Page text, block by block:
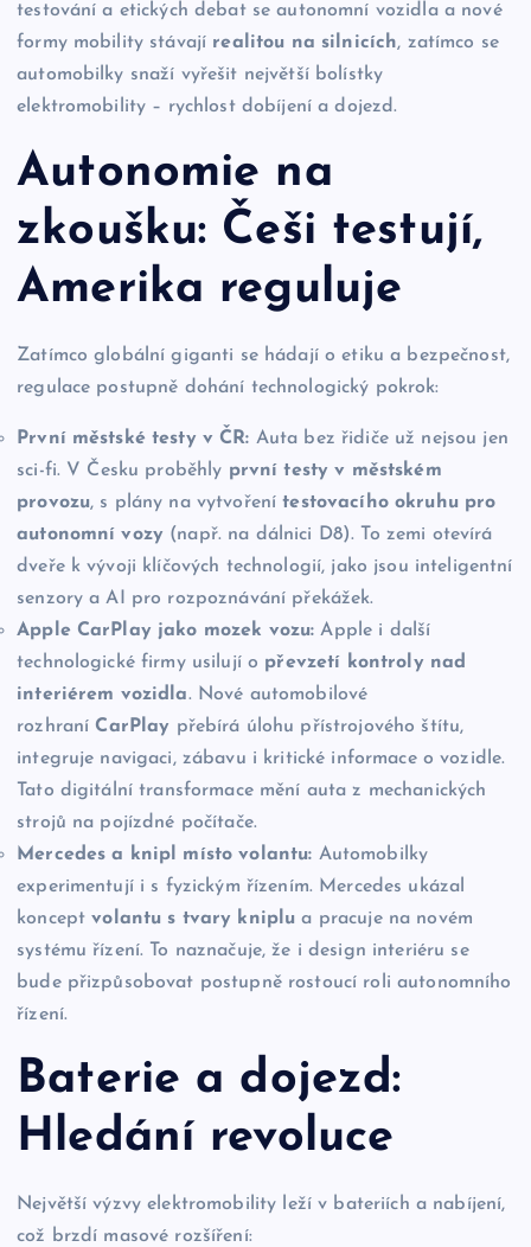
testování a etických debat se autonomní vozidla a nové
formy mobility stávají realitou na silnicích, zatímco se
automobilky snaží vyřešit největší bolístky
elektromobility – rychlost dobíjení a dojezd.
Autonomie na
zkoušku: Češi testují,
Amerika reguluje
Zatímco globální giganti se hádají o etiku a bezpečnost,
regulace postupně dohání technologický pokrok:
První městské testy v ČR: Auta bez řidiče už nejsou jen
sci-fi. V Česku proběhly první testy v městském
provozu, s plány na vytvořenítestovacího okruhu pro
autonomní vozy (např. na dálnici D8). To zemi otevírá
dveře k vývoji klíčových technologií, jako jsou inteligentní
senzory a AI pro rozpoznávání překážek.
Apple CarPlay jako mozek vozu: Apple i další
technologické firmy usilují o převzetí kontroly nad
interiérem vozidla. Nové automobilové
rozhraníCarPlay přebírá úlohu přístrojového štítu,
integruje navigaci, zábavu i kritické informace o vozidle.
Tato digitální transformace mění auta z mechanických
strojů na pojízdné počítače.
Mercedes a knipl místo volantu: Automobilky
experimentují i s fyzickým řízením. Mercedes ukázal
konceptvolantu s tvary kniplu a pracuje na novém
systému řízení. To naznačuje, že i design interiéru se
bude přizpůsobovat postupně rostoucí roli autonomního
řízení.
Baterie a dojezd:
Hledání revoluce
Největší výzvy elektromobility leží v bateriích a nabíjení,
což brzdí masové rozšíření: